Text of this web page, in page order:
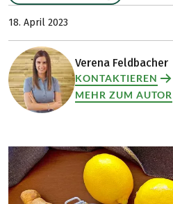
18. April 2023
Verena Feldbacher
KONTAKTIEREN
MEHR ZUM AUTOR